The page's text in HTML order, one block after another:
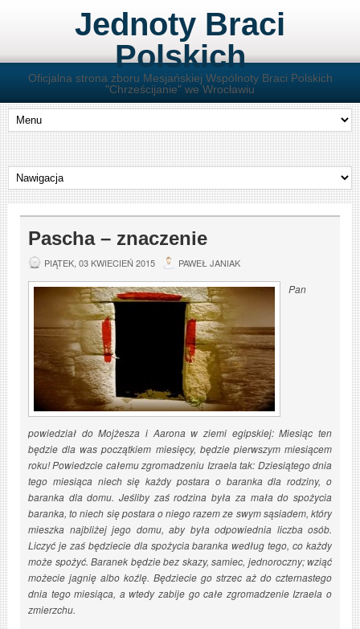
Jednoty Braci
Polskich
Oficjalna strona zboru Mesjańskiej Wspólnoty Braci Polskich
"Chrześcijanie" we Wrocławiu
Pascha – znaczenie
PIĄTEK, 03 KWIECIEŃ 2015 PAWEŁ JANIAK
Pan
powiedział do Mojżesza i Aarona w ziemi egipskiej: Miesiąc ten
będzie dla was początkiem miesięcy, będzie pierwszym miesiącem
roku! Powiedzcie całemu zgromadzeniu Izraela tak: Dziesiątego dnia
tego miesiąca niech się każdy postara o baranka dla rodziny, o
baranka dla domu. Jeśliby zaś rodzina była za mała do spożycia
baranka, to niech się postara o niego razem ze swym sąsiadem, który
mieszka najbliżej jego domu, aby była odpowiednia liczba osób.
Liczyć je zaś będziecie dla spożycia baranka według tego, co każdy
może spożyć. Baranek będzie bez skazy, samiec, jednoroczny; wziąć
możecie jagnię albo koźlę. Będziecie go strzec aż do czternastego
dnia tego miesiąca, a wtedy zabije go całe zgromadzenie Izraela o
zmierzchu.